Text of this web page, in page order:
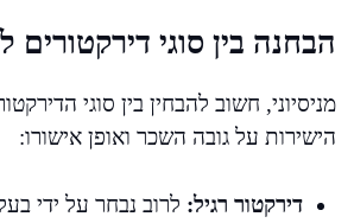
הבחנה בין סוגי דירקטורים
מניסיוני, חשוב להבחין בין סוגי
הישירות על גובה השכר ואופן אישורו:
דירקטור רגיל: לרוב נבחר על ידי